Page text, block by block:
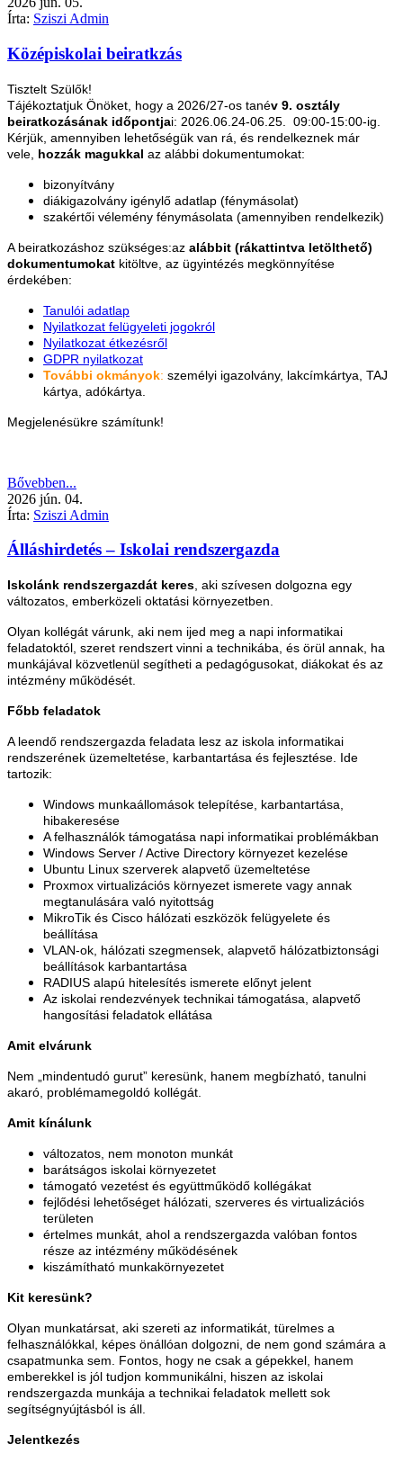
Írta: Sziszi Admin
Középiskolai beiratkzás
Tisztelt Szülők!
Tájékoztatjuk Önöket, hogy a 2026/27-os tanév 9. osztály
beiratkozásának időpontjai: 2026.06.24-06.25. 09:00-15:00-ig.
Kérjük, amennyiben lehetőségük van rá, és rendelkeznek már
vele, hozzák magukkal az alábbi dokumentumokat:
bizonyítvány
diákigazolvány igénylő adatlap (fénymásolat)
szakértői vélemény fénymásolata (amennyiben rendelkezik)
A beiratkozáshoz szükséges:az alábbit (rákattintva letölthető)
dokumentumokat kitöltve, az ügyintézés megkönnyítése
érdekében:
Tanulói adatlap
Nyilatkozat felügyeleti jogokról
Nyilatkozat étkezésről
GDPR nyilatkozat
További okmányok: személyi igazolvány, lakcímkártya, TAJ
kártya, adókártya.
Megjelenésükre számítunk!
Bővebben...
2026 jún. 04.
Írta: Sziszi Admin
Álláshirdetés – Iskolai rendszergazda
Iskolánk rendszergazdát keres , aki szívesen dolgozna egy
változatos, emberközeli oktatási környezetben.
Olyan kollégát várunk, aki nem ijed meg a napi informatikai
feladatoktól, szeret rendszert vinni a technikába, és örül annak, ha
munkájával közvetlenül segítheti a pedagógusokat, diákokat és az
intézmény működését.
Főbb feladatok
A leendő rendszergazda feladata lesz az iskola informatikai
rendszerének üzemeltetése, karbantartása és fejlesztése. Ide
tartozik:
Windows munkaállomások telepítése, karbantartása,
hibakeresése
A felhasználók támogatása napi informatikai problémákban
Windows Server / Active Directory környezet kezelése
Ubuntu Linux szerverek alapvető üzemeltetése
Proxmox virtualizációs környezet ismerete vagy annak
megtanulására való nyitottság
MikroTik és Cisco hálózati eszközök felügyelete és
beállítása
VLAN-ok, hálózati szegmensek, alapvető hálózatbiztonsági
beállítások karbantartása
RADIUS alapú hitelesítés ismerete előnyt jelent
Az iskolai rendezvények technikai támogatása, alapvető
hangosítási feladatok ellátása
Amit elvárunk
Nem „mindentudó gurut” keresünk, hanem megbízható, tanulni
akaró, problémamegoldó kollégát.
Amit kínálunk
változatos, nem monoton munkát
barátságos iskolai környezetet
támogató vezetést és együttműködő kollégákat
fejlődési lehetőséget hálózati, szerveres és virtualizációs
területen
értelmes munkát, ahol a rendszergazda valóban fontos
része az intézmény működésének
kiszámítható munkakörnyezetet
Kit keresünk?
Olyan munkatársat, aki szereti az informatikát, türelmes a
felhasználókkal, képes önállóan dolgozni, de nem gond számára a
csapatmunka sem. Fontos, hogy ne csak a gépekkel, hanem
emberekkel is jól tudjon kommunikálni, hiszen az iskolai
rendszergazda munkája a technikai feladatok mellett sok
segítségnyújtásból is áll.
Jelentkezés